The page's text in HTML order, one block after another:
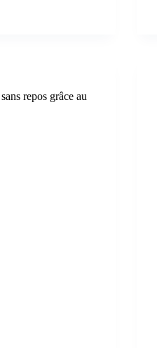
repos grâce au